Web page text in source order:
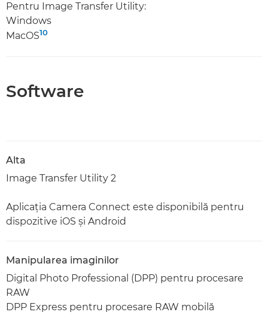
Pentru Image Transfer Utility:
Windows
MacOS10
Software
Alta
Image Transfer Utility 2
Aplicaţia Camera Connect este disponibilă pentru
dispozitive iOS şi Android
Manipularea imaginilor
Digital Photo Professional (DPP) pentru procesare
RAW
DPP Express pentru procesare RAW mobilă